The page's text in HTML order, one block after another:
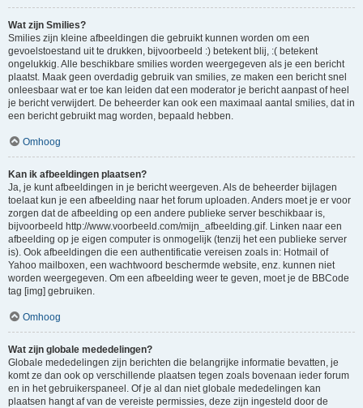
Wat zijn Smilies?
Smilies zijn kleine afbeeldingen die gebruikt kunnen worden om een
gevoelstoestand uit te drukken, bijvoorbeeld :) betekent blij, :( betekent
ongelukkig. Alle beschikbare smilies worden weergegeven als je een bericht
plaatst. Maak geen overdadig gebruik van smilies, ze maken een bericht snel
onleesbaar wat er toe kan leiden dat een moderator je bericht aanpast of heel
je bericht verwijdert. De beheerder kan ook een maximaal aantal smilies, dat in
een bericht gebruikt mag worden, bepaald hebben.
Omhoog
Kan ik afbeeldingen plaatsen?
Ja, je kunt afbeeldingen in je bericht weergeven. Als de beheerder bijlagen
toelaat kun je een afbeelding naar het forum uploaden. Anders moet je er voor
zorgen dat de afbeelding op een andere publieke server beschikbaar is,
bijvoorbeeld http://www.voorbeeld.com/mijn_afbeelding.gif. Linken naar een
afbeelding op je eigen computer is onmogelijk (tenzij het een publieke server
is). Ook afbeeldingen die een authentificatie vereisen zoals in: Hotmail of
Yahoo mailboxen, een wachtwoord beschermde website, enz. kunnen niet
worden weergegeven. Om een afbeelding weer te geven, moet je de BBCode
tag [img] gebruiken.
Omhoog
Wat zijn globale mededelingen?
Globale mededelingen zijn berichten die belangrijke informatie bevatten, je
komt ze dan ook op verschillende plaatsen tegen zoals bovenaan ieder forum
en in het gebruikerspaneel. Of je al dan niet globale mededelingen kan
plaatsen hangt af van de vereiste permissies, deze zijn ingesteld door de